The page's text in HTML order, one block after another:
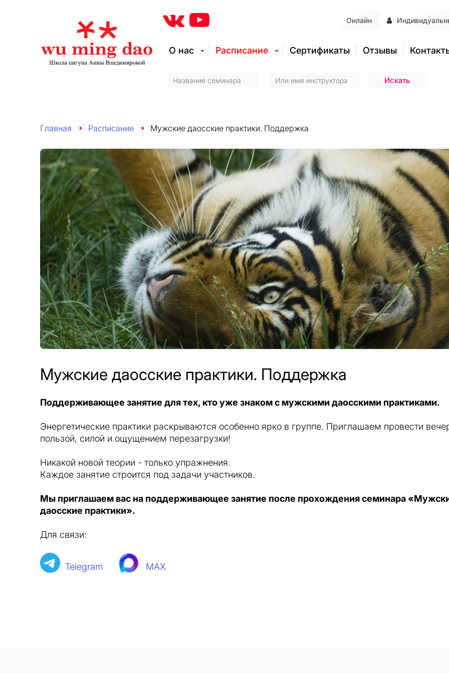
О нас Расписание Сертификаты Отзывы
Онлайн
Главная Расписание Мужские даосские практики. Поддержка
Мужские даосские практики. Поддержка
Поддерживающее занятие для тех, кто уже знаком с мужскими даосскими практиками.
Энергетические практики раскрываются особенно ярко в группе. Приглашаем провести
пользой, силой и ощущением перезагрузки!
Никакой новой теории - только упражнения.
Каждое занятие строится под задачи участников.
Мы приглашаем вас на поддерживающее занятие после прохождения семинара
даосские практики».
Для связи:
Telegram MAX